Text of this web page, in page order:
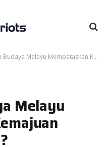
Melayu Membataskan Kemajuan Seorang Melayu?
Melayu